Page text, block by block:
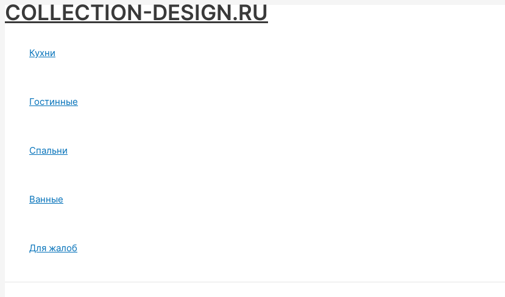
Skip
to
COLLECTION-DESIGN.RU
Кухни
Гостинные
Спальни
Ванные
Для жалоб